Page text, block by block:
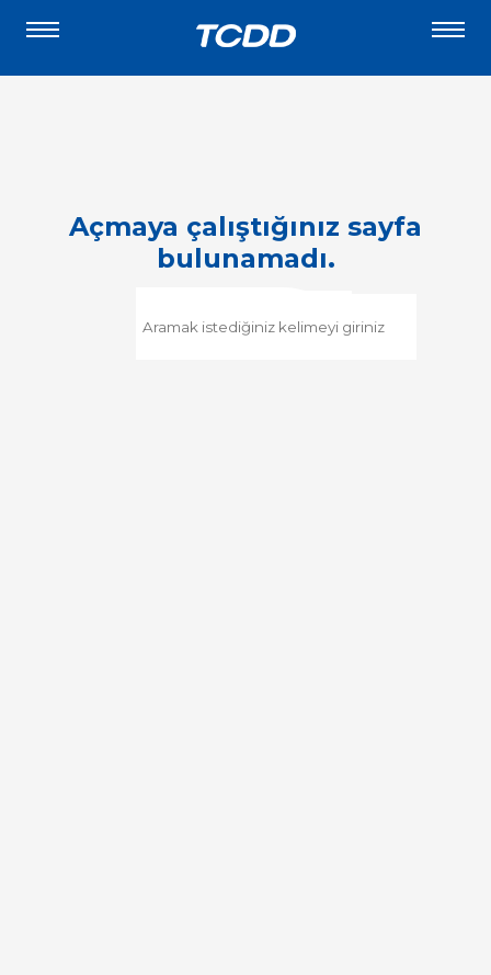
Açmaya çalıştığınız sayfa
bulunamadı.